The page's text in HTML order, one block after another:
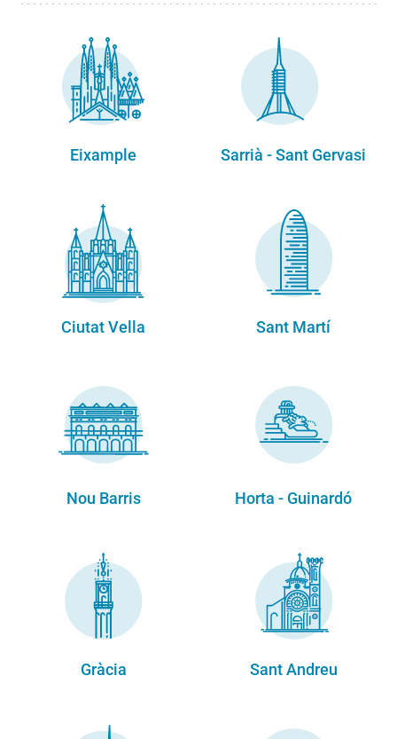
Eixample Sarrià - Sant Gervasi
Ciutat Vella Sant Martí
Nou Barris Horta - Guinardó
Gràcia Sant Andreu